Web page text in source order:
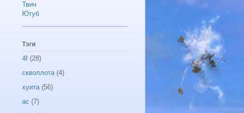
Твич
Ютуб
Тэги
4f (28)
скволлота (4)
хуита (56)
ac (7)